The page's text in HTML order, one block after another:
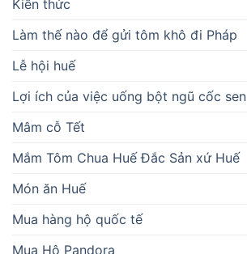
Kiến thức
Làm thế nào để gửi tôm khô đi Pháp
Lễ hội huế
Lợi ích của việc uống bột ngũ cốc sen
Mâm cỗ Tết
Mắm Tôm Chua Huế Đắc Sản xứ Huế
Món ăn Huế
Mua hàng hộ quốc tế
Mua Hộ Pandora